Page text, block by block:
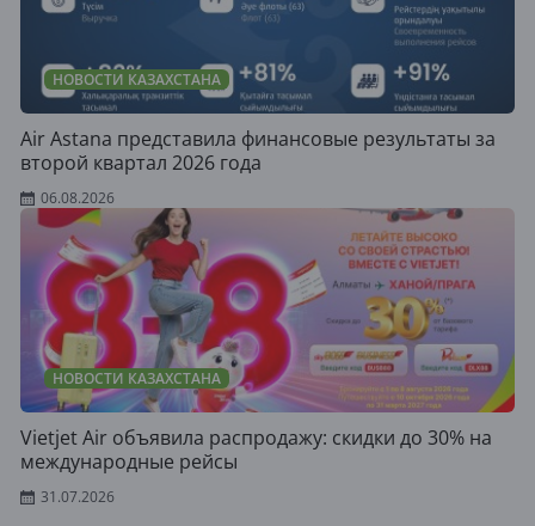
НОВОСТИ КАЗАХСТАНА
Air Astana представила финансовые результаты за
второй квартал 2026 года
06.08.2026
НОВОСТИ КАЗАХСТАНА
Vietjet Air объявила распродажу: скидки до 30% на
международные рейсы
31.07.2026